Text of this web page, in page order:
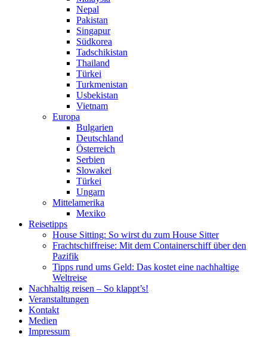
Nepal
Pakistan
Singapur
Südkorea
Tadschikistan
Thailand
Türkei
Turkmenistan
Usbekistan
Vietnam
Europa
Bulgarien
Deutschland
Österreich
Serbien
Slowakei
Türkei
Ungarn
Mittelamerika
Mexiko
Reisetipps
House Sitting: So wirst du zum House Sitter
Frachtschiffreise: Mit dem Containerschiff über den
Pazifik
Tipps rund ums Geld: Das kostet eine nachhaltige
Weltreise
Nachhaltig reisen – So klappt’s!
Veranstaltungen
Kontakt
Medien
Impressum